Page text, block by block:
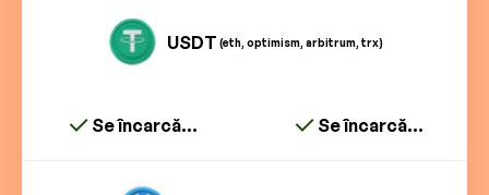
USDT (eth, optimism, arbitrum, trx)
Se încarcă... Se încarcă...